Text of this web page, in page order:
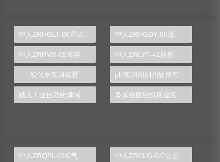
软化水实训装置